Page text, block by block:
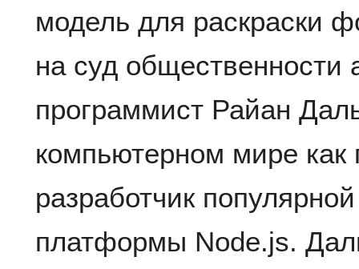
модель для раскраски
на суд общественности
программист Райан
компьютерном мире как
разработчик
платформы Node.js.